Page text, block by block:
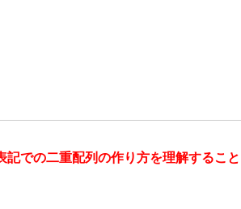
記での二重配列の作り方を理解すること